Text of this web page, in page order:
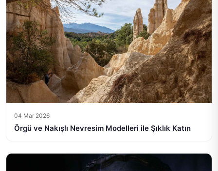
04 Mar 2026
Örgü ve Nakışlı Nevresim Modelleri ile Şıklık Katın